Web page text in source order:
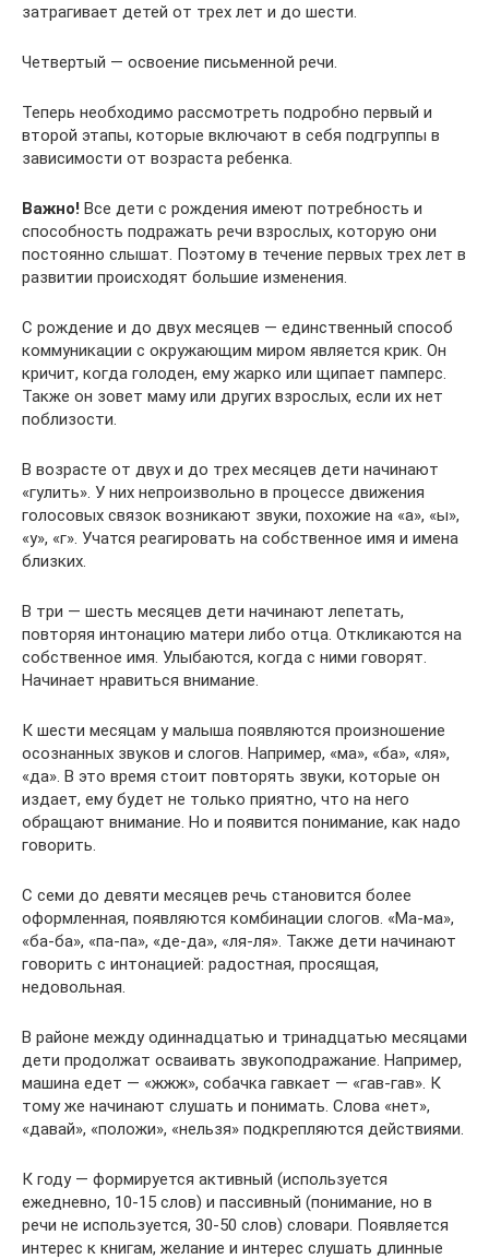
затрагивает детей от трех лет и до шести.
Четвертый — освоение письменной речи.
Теперь необходимо рассмотреть подробно первый и
второй этапы, которые включают в себя подгруппы в
зависимости от возраста ребенка.
Важно! Все дети с рождения имеют потребность и
способность подражать речи взрослых, которую они
постоянно слышат. Поэтому в течение первых трех лет в
развитии происходят большие изменения.
С рождение и до двух месяцев — единственный способ
коммуникации с окружающим миром является крик. Он
кричит, когда голоден, ему жарко или щипает памперс.
Также он зовет маму или других взрослых, если их нет
поблизости.
В возрасте от двух и до трех месяцев дети начинают
«гулить». У них непроизвольно в процессе движения
голосовых связок возникают звуки, похожие на «а», «ы»,
«у», «г». Учатся реагировать на собственное имя и имена
близких.
В три — шесть месяцев дети начинают лепетать,
повторяя интонацию матери либо отца. Откликаются на
собственное имя. Улыбаются, когда с ними говорят.
Начинает нравиться внимание.
К шести месяцам у малыша появляются произношение
осознанных звуков и слогов. Например, «ма», «ба», «ля»,
«да». В это время стоит повторять звуки, которые он
издает, ему будет не только приятно, что на него
обращают внимание. Но и появится понимание, как надо
говорить.
С семи до девяти месяцев речь становится более
оформленная, появляются комбинации слогов. «Ма-ма»,
«ба-ба», «па-па», «де-да», «ля-ля». Также дети начинают
говорить с интонацией: радостная, просящая,
недовольная.
В районе между одиннадцатью и тринадцатью месяцами
дети продолжат осваивать звукоподражание. Например,
машина едет — «жжж», собачка гавкает — «гав-гав». К
тому же начинают слушать и понимать. Слова «нет»,
«давай», «положи», «нельзя» подкрепляются действиями.
К году — формируется активный (используется
ежедневно, 10-15 слов) и пассивный (понимание, но в
речи не используется, 30-50 слов) словари. Появляется
интерес к книгам, желание и интерес слушать длинные